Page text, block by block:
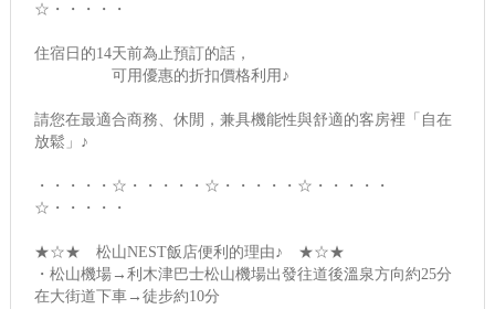
☆・・・・・
住宿日的14天前為止預訂的話，
可用優惠的折扣價格利用♪
請您在最適合商務、休閒，兼具機能性與舒適的客房裡「自在
放鬆」♪
・・・・・☆・・・・・☆・・・・・☆・・・・・
☆・・・・・
★☆★ 松山NEST飯店便利的理由♪ ★☆★
・松山機場→利木津巴士松山機場出發往道後溫泉方向約25分
在大街道下車→徒步約10分